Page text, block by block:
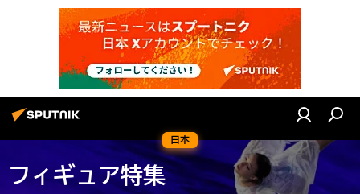
日本
フィギュア特集